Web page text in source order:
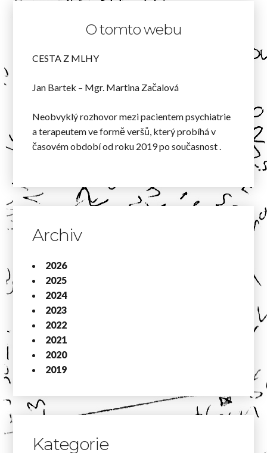
O tomto webu
CESTA Z MLHY
Jan Bartek – Mgr. Martina Začalová
Neobvyklý rozhovor mezi pacientem psychiatrie
a terapeutem ve formě veršů, který probíhá v
časovém období od roku 2019 po současnost .
Archiv
2026
2025
2024
2023
2022
2021
2020
2019
Kategorie